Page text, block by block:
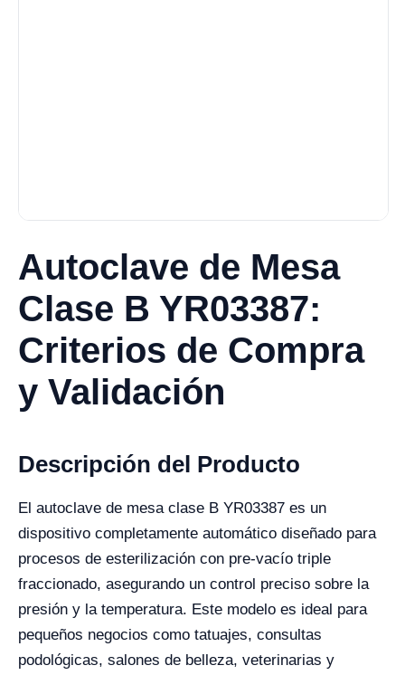
Autoclave de Mesa
Clase B YR03387:
Criterios de Compra
y Validación
Descripción del Producto
El autoclave de mesa clase B YR03387 es un
dispositivo completamente automático diseñado para
procesos de esterilización con pre-vacío triple
fraccionado, asegurando un control preciso sobre la
presión y la temperatura. Este modelo es ideal para
pequeños negocios como tatuajes, consultas
podológicas, salones de belleza, veterinarias y